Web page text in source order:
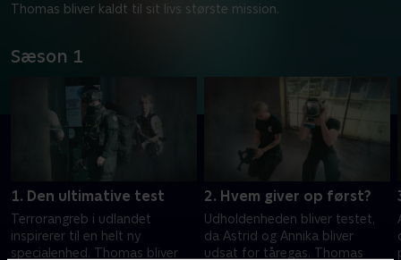
Thomas bliver kaldt til sit livs største mission.
Sæson 1
1. Den ultimative test
Terrorangreb i udlandet
inspirerer til en helt ny
specialenhed. Thomas bliver
2. Hvem giver op først?
Udholdenheden bliver testet,
da Astrid og Annika bliver
udsat for tåregas. Thomas